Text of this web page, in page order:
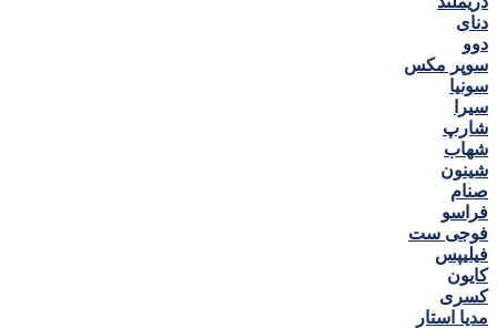
دنای
دوو
سوپر مکس
سونیا
سیرا
شارپ
شهاب
شینون
صنام
فراسو
فوجی ست
فیلیپس
کایون
کسری
مدیا استار